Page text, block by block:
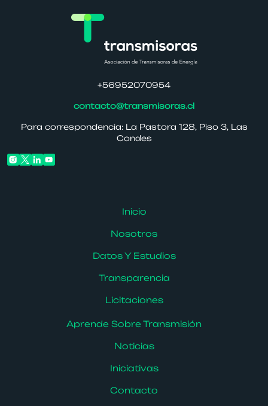
+56952070954
contacto@transmisoras.cl
Para correspondencia: La Pastora 128, Piso 3, Las
Condes
Inicio
Nosotros
Datos Y Estudios
Transparencia
Licitaciones
Aprende Sobre Transmisión
Noticias
Iniciativas
Contacto